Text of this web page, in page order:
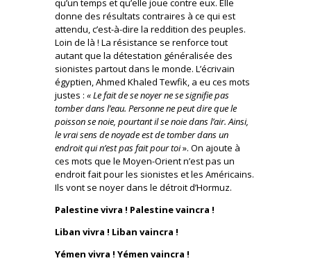
qu’un temps et qu’elle joue contre eux. Elle
donne des résultats contraires à ce qui est
attendu, c’est-à-dire la reddition des peuples.
Loin de là ! La résistance se renforce tout
autant que la détestation généralisée des
sionistes partout dans le monde. L’écrivain
égyptien, Ahmed Khaled Tewfik, a eu ces mots
justes : « Le fait de se noyer ne se signifie pas
tomber dans l’eau. Personne ne peut dire que le
poisson se noie, pourtant il se noie dans l’air. Ainsi,
le vrai sens de noyade est de tomber dans un
endroit qui n’est pas fait pour toi». On ajoute à
ces mots que le Moyen-Orient n’est pas un
endroit fait pour les sionistes et les Américains.
Ils vont se noyer dans le détroit d’Hormuz.
Palestine vivra ! Palestine vaincra !
Liban vivra ! Liban vaincra !
Yémen vivra ! Yémen vaincra !